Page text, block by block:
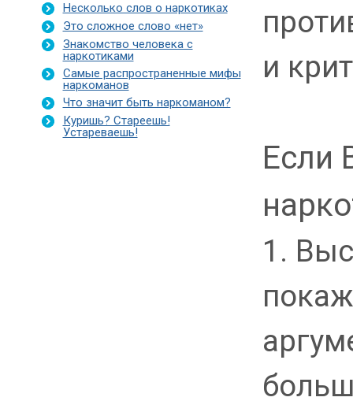
Несколько слов о наркотиках
Это сложное слово «нет»
Знакомство человека с
наркотиками
Самые распространенные мифы
наркоманов
Что значит быть наркоманом?
Куришь? Стареешь!
Устареваешь!
и
Если
1.